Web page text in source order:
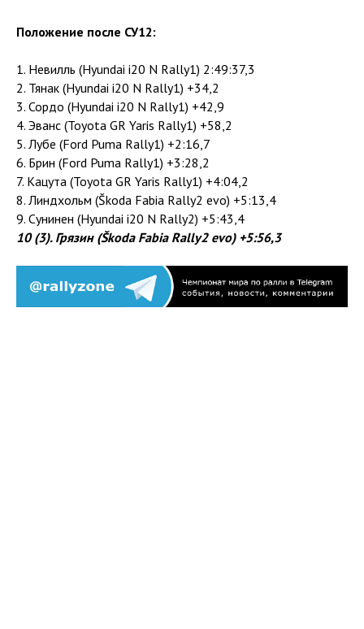
Положение после СУ12:
1. Невилль (Hyundai i20 N Rally1) 2:49:37,3
2. Тянак (Hyundai i20 N Rally1) +34,2
3. Сордо (Hyundai i20 N Rally1) +42,9
4. Эванс (Toyota GR Yaris Rally1) +58,2
5. Лубе (Ford Puma Rally1) +2:16,7
6. Брин (Ford Puma Rally1) +3:28,2
7. Кацута (Toyota GR Yaris Rally1) +4:04,2
8. Линдхольм (Škoda Fabia Rally2 evo) +5:13,4
9. Сунинен (Hyundai i20 N Rally2) +5:43,4
10 (3). Грязин (Škoda Fabia Rally2 evo) +5:56,3